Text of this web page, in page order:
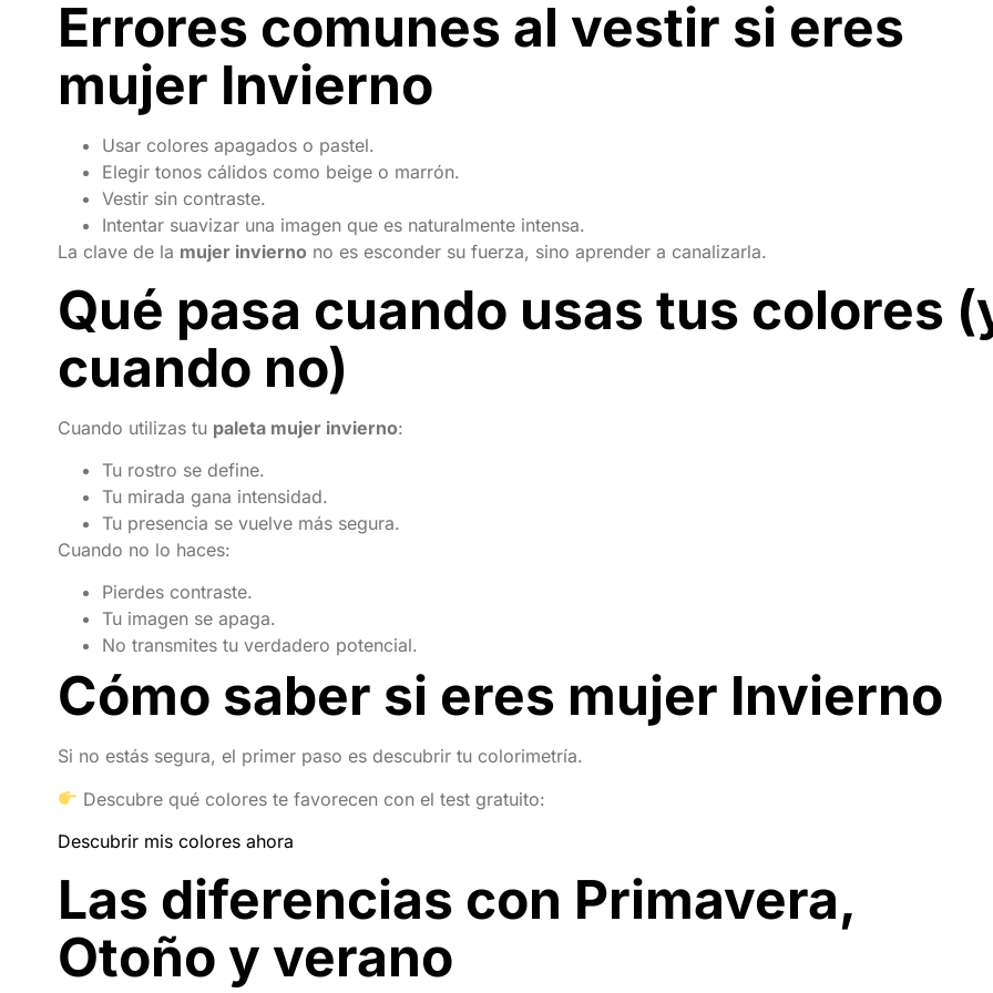
Errores comunes al vestir si eres
mujer Invierno
Usar colores apagados o pastel.
Elegir tonos cálidos como beige o marrón.
Vestir sin contraste.
Intentar suavizar una imagen que es naturalmente intensa.
La clave de la mujer invierno no es esconder su fuerza, sino aprender a canalizarla.
Qué pasa cuando usas tus colores
cuando no)
Cuando utilizas tu paleta mujer invierno:
Tu rostro se define.
Tu mirada gana intensidad.
Tu presencia se vuelve más segura.
Cuando no lo haces:
Pierdes contraste.
Tu imagen se apaga.
No transmites tu verdadero potencial.
Cómo saber si eres mujer Invierno
Si no estás segura, el primer paso es descubrir tu colorimetría.
Descubre qué colores te favorecen con el test gratuito:
Descubrir mis colores ahora
Las diferencias con Primavera,
Otoño y verano